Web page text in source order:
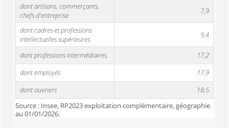
dont artisans, commerçants,
chefs d'entreprise
7,9
dont cadres et professions
intellectuelles supérieures
9,4
dont professions intermédiaires
17,2
dont employés
17,9
dont ouvriers
18,5
Source : Insee, RP2023 exploitation complémentaire, géographie
au 01/01/2026.